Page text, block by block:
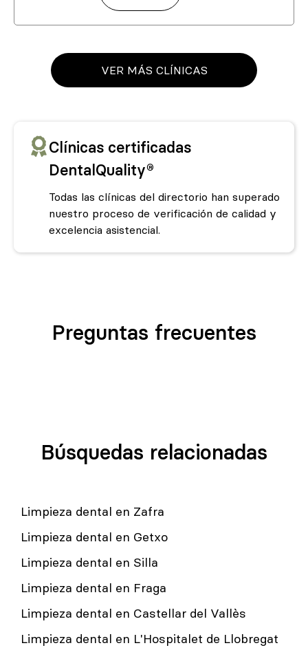
VER MÁS CLÍNICAS
Clínicas certificadas
DentalQuality®
Todas las clínicas del directorio han superado
nuestro proceso de verificación de calidad y
excelencia asistencial.
Preguntas frecuentes
Búsquedas relacionadas
Limpieza dental en Zafra
Limpieza dental en Getxo
Limpieza dental en Silla
Limpieza dental en Fraga
Limpieza dental en Castellar del Vallès
Limpieza dental en L'Hospitalet de Llobregat